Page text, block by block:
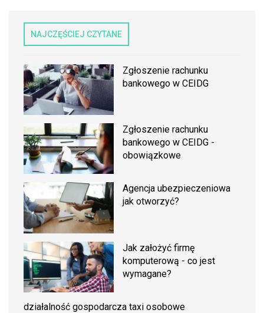
NAJCZĘŚCIEJ CZYTANE
Zgłoszenie rachunku
bankowego w CEIDG
Zgłoszenie rachunku
bankowego w CEIDG -
obowiązkowe
Agencja ubezpieczeniowa
jak otworzyć?
Jak założyć firmę
komputerową - co jest
wymagane?
działalność gospodarcza taxi osobowe